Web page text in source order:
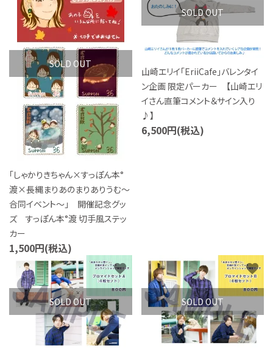
SOLD OUT
「しゃかりきちゃん×すっぽん本°
渡×長縄まりあのまりありうむ～
合同イベント～」 開催記念グッ
ズ すっぽん本°渡 切手風ステッ
カー
1,500円(税込)
SOLD OUT
山崎エリイ「EriiCafe」バレンタイ
ン企画 限定パーカー 【山崎エリ
イさん直筆コメント＆サイン入り
♪】
6,500円(税込)
SOLD OUT
favorite
SOLD OUT
favorite